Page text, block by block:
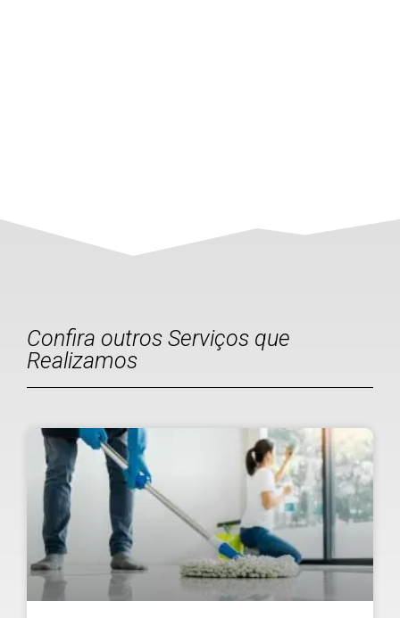
Confira outros Serviços que
Realizamos